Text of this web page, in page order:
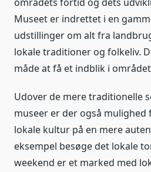
Museet er indrettet i en
udstillinger om alt fra
lokale traditioner og folkeliv.
måde at få et indblik i
Udover de mere traditionelle
museer er der også mulighed
lokale kultur på en mere
eksempel besøge det lokale
weekend er et marked med